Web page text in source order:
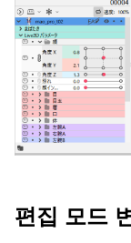
편집 모드